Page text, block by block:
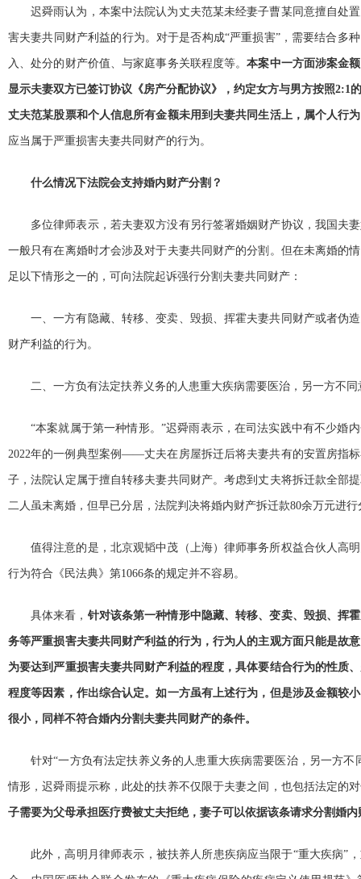
迟舜雨认为，本案中法院认为丈夫范某未经妻子曹某同意擅自处
害夫妻共同财产利益的行为。对于是否构成“严重损害”，需要结合多
入、处分的财产价值、与家庭事务关联程度等。本案中一方面涉案金
显示夫妻双方已签订协议《房产分配协议》，约定女方与男方按照2:1
丈夫范某股票和个人信息所有金额未用到夫妻共同生活上，属个人行
应当属于严重损害夫妻共同财产的行为。
什么情况下法院会支持婚内财产分割？
多位律师表示，若夫妻双方没有另行签署婚姻财产协议，我国夫
一般只有在离婚时才会涉及对于夫妻共同财产的分割。但在未离婚的
足以下情形之一的，可向法院起诉强行分割夫妻共同财产：
一、一方有隐藏、转移、变卖、毁损、挥霍夫妻共同财产或者伪
财产利益的行为。
二、一方负有法定扶养义务的人患重大疾病需要医治，另一方不
“本案就属于第一种情形。”迟舜雨表示，在司法实践中有不少婚
2022年的一例典型案例——丈夫在房屋拆迁后将夫妻共有的安置房指
子，法院认定属于擅自转移夫妻共同财产。考虑到丈夫将拆迁款全部
二人虽未离婚，但早已分居，法院判决将婚内财产拆迁款80余万元进行
值得注意的是，北京观韬中茂（上海）律师事务所权益合伙人高
行为符合《民法典》第1066条的规定并不容易。
具体来看， 针对该条第一种情形中隐藏、转移、变卖、毁损、挥
务等严重损害夫妻共同财产利益的行为，行为人的主观方面只能是故
为要达到严重损害夫妻共同财产利益的程度，具体要结合行为的性质
程度等因素，作出综合认定。如一方虽有上述行为，但是涉及金额较
很小，同样不符合婚内分割夫妻共同财产的条件。
针对“一方负有法定扶养义务的人患重大疾病需要医治，另一方不
情形，迟舜雨提示称，此处的扶养不仅限于夫妻之间，也包括法定的
子需要为父母承担医疗费被丈夫拒绝，妻子可以依据该条请求分割婚内
此外，高明月律师表示，被扶养人所患疾病应当限于“重大疾病”